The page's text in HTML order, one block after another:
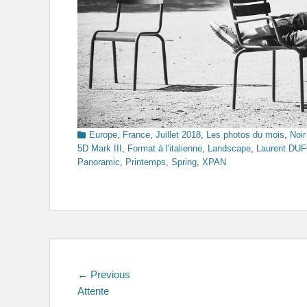
Categories
Europe France Juillet 2018 Les photos du mois
5D Mark III
Format à l'italienne Landscape Laurent
Panoramic
Printemps Spring XPAN
Navigation
de
← Previous
Attente